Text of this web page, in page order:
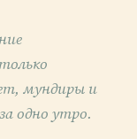
мундиры и
одно утро.